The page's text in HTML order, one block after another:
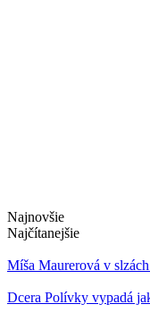
Najnovšie
Najčítanejšie
Míša Maurerová v
Dcera Polívky vypadá